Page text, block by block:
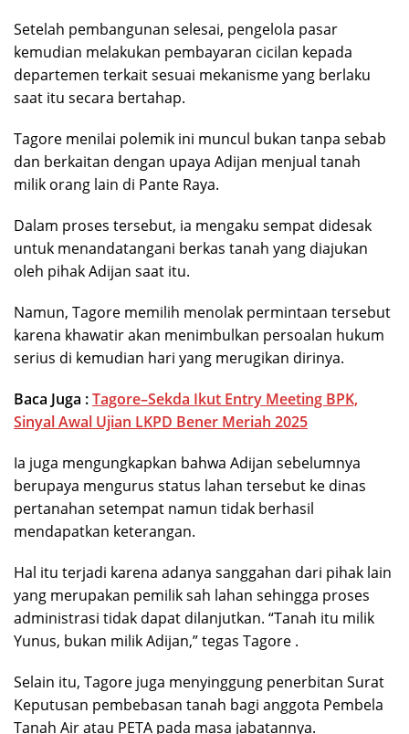
Setelah pembangunan selesai, pengelola pasar
kemudian melakukan pembayaran cicilan kepada
departemen terkait sesuai mekanisme yang berlaku
saat itu secara bertahap.
Tagore menilai polemik ini muncul bukan tanpa sebab
dan berkaitan dengan upaya Adijan menjual tanah
milik orang lain di Pante Raya.
Dalam proses tersebut, ia mengaku sempat didesak
untuk menandatangani berkas tanah yang diajukan
oleh pihak Adijan saat itu.
Namun, Tagore memilih menolak permintaan tersebut
karena khawatir akan menimbulkan persoalan hukum
serius di kemudian hari yang merugikan dirinya.
Baca Juga :Tagore–Sekda Ikut Entry Meeting BPK,
Sinyal Awal Ujian LKPD Bener Meriah 2025
Ia juga mengungkapkan bahwa Adijan sebelumnya
berupaya mengurus status lahan tersebut ke dinas
pertanahan setempat namun tidak berhasil
mendapatkan keterangan.
Hal itu terjadi karena adanya sanggahan dari pihak lain
yang merupakan pemilik sah lahan sehingga proses
administrasi tidak dapat dilanjutkan. “Tanah itu milik
Yunus, bukan milik Adijan,” tegas Tagore .
Selain itu, Tagore juga menyinggung penerbitan Surat
Keputusan pembebasan tanah bagi anggota Pembela
Tanah Air atau PETA pada masa jabatannya.